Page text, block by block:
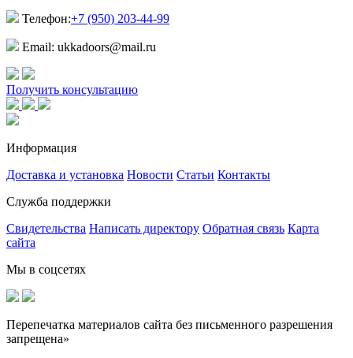
Телефон:+7 (950) 203-44-99
Email: ukkadoors@mail.ru
Получить консультацию
Информация
Доставка и установка Новости Статьи Контакты
Служба поддержки
Свидетельства Написать директору Обратная связь Карта
сайта
Мы в соцсетях
Перепечатка материалов сайта без письменного разрешения
запрещена»